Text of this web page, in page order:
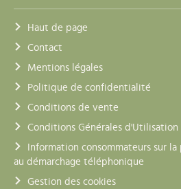
Haut de page
Contact
Mentions légales
Politique de confidentialité
Conditions de vente
Conditions Générales d'Utilisation
Information consommateurs sur
au démarchage téléphonique
Gestion des cookies